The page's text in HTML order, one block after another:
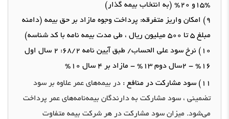
%15
و 20% ( به انتخاب بیمه گذار )
9)
امکان واریز متفرقه: پرداخت وجوه مازادبر حق بیمه (دامنه
مبلغ 5 تا 500 میلیون ریال ، طی مدت بیمه نامه با کد شناسه)
10)
نرخ سود علی الحساب/ طبق آیین نامه 68/2:
سال اول
16% - 2
سال دوم 13% - مازاد بر 4 سال 10%
11) سود مشارکت در منافع : در بیمه‌های عمر علاوه بر سود
تضمینی ، سود مشارکت بهدارندگان بیمه‌نامه‌های عمر پرداخت
می‌شود. میزان سود مشارکت در هر شرکت بیمه متفاوت